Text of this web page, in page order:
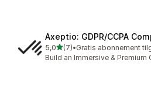
Axeptio: GDPR/CCPA
5,0ud af 5 stjerner
(7)
7 anmeldelser i alt
•Gratis abonnement
Build an Immersive & Premium